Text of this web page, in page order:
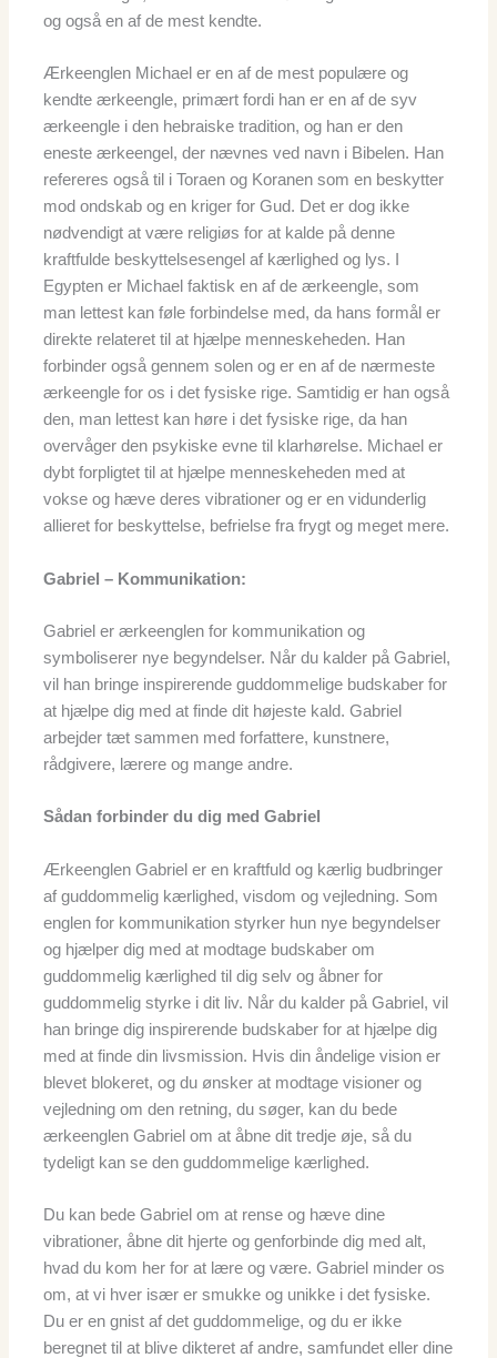
og også en af de mest kendte.
Ærkeenglen Michael er en af de mest populære og
kendte ærkeengle, primært fordi han er en af de syv
ærkeengle i den hebraiske tradition, og han er den
eneste ærkeengel, der nævnes ved navn i Bibelen. Han
refereres også til i Toraen og Koranen som en beskytter
mod ondskab og en kriger for Gud. Det er dog ikke
nødvendigt at være religiøs for at kalde på denne
kraftfulde beskyttelsesengel af kærlighed og lys. I
Egypten er Michael faktisk en af de ærkeengle, som
man lettest kan føle forbindelse med, da hans formål er
direkte relateret til at hjælpe menneskeheden. Han
forbinder også gennem solen og er en af de nærmeste
ærkeengle for os i det fysiske rige. Samtidig er han også
den, man lettest kan høre i det fysiske rige, da han
overvåger den psykiske evne til klarhørelse. Michael er
dybt forpligtet til at hjælpe menneskeheden med at
vokse og hæve deres vibrationer og er en vidunderlig
allieret for beskyttelse, befrielse fra frygt og meget mere.
Gabriel – Kommunikation:
Gabriel er ærkeenglen for kommunikation og
symboliserer nye begyndelser. Når du kalder på Gabriel,
vil han bringe inspirerende guddommelige budskaber for
at hjælpe dig med at finde dit højeste kald. Gabriel
arbejder tæt sammen med forfattere, kunstnere,
rådgivere, lærere og mange andre.
Sådan forbinder du dig med Gabriel
Ærkeenglen Gabriel er en kraftfuld og kærlig budbringer
af guddommelig kærlighed, visdom og vejledning. Som
englen for kommunikation styrker hun nye begyndelser
og hjælper dig med at modtage budskaber om
guddommelig kærlighed til dig selv og åbner for
guddommelig styrke i dit liv. Når du kalder på Gabriel, vil
han bringe dig inspirerende budskaber for at hjælpe dig
med at finde din livsmission. Hvis din åndelige vision er
blevet blokeret, og du ønsker at modtage visioner og
vejledning om den retning, du søger, kan du bede
ærkeenglen Gabriel om at åbne dit tredje øje, så du
tydeligt kan se den guddommelige kærlighed.
Du kan bede Gabriel om at rense og hæve dine
vibrationer, åbne dit hjerte og genforbinde dig med alt,
hvad du kom her for at lære og være. Gabriel minder os
om, at vi hver især er smukke og unikke i det fysiske.
Du er en gnist af det guddommelige, og du er ikke
beregnet til at blive dikteret af andre, samfundet eller dine